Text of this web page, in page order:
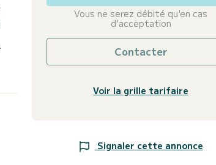
Vous ne serez débité qu'en cas
d’acceptation
Contacter
Voir la grille tarifaire
Signaler cette annonce